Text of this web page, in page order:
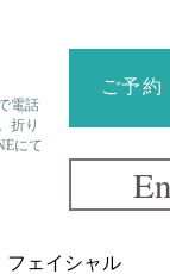
フェイシャル
電話
折り
にて
ご予約